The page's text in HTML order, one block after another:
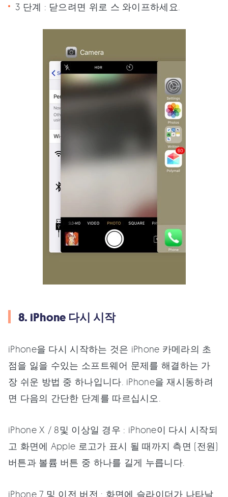
3 단계 : 닫으려면 위로 스 와이프하세요.
8. iPhone 다시 시작
iPhone을 다시 시작하는 것은 iPhone 카메라의 초
점을 잃을 수있는 소프트웨어 문제를 해결하는 가
장 쉬운 방법 중 하나입니다. iPhone을 재시동하려
면 다음의 간단한 단계를 따르십시오.
iPhone X / 8및 이상일 경우 : iPhone이 다시 시작되
고 화면에 Apple 로고가 표시 될 때까지 측면 (전원)
버튼과 볼륨 버튼 중 하나를 길게 누릅니다.
iPhone 7 및 이전 버전 : 화면에 슬라이더가 나타날